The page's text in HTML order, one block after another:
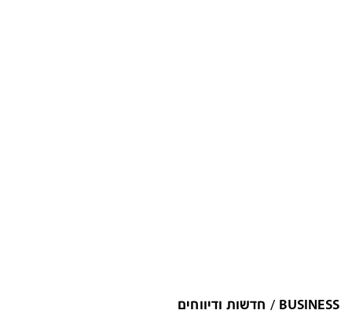
BUSINESS חדשות ודיווחים